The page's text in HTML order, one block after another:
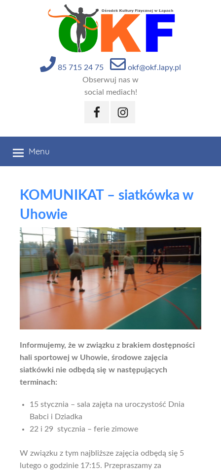
85 715 24 75
okf@okf.lapy.pl
Obserwuj nas w
social mediach!
FacebookInstagram
Menu
KOMUNIKAT – siatkówka w
Uhowie
Informujemy, że w związku z brakiem dostępności
hali sportowej w Uhowie, środowe zajęcia
siatkówki nie odbędą się w następujących
terminach:
15 stycznia – sala zajęta na uroczystość Dnia
Babci i Dziadka
22 i 29 stycznia – ferie zimowe
W związku z tym najbliższe zajęcia odbędą się 5
lutego o godzinie 17:15. Przepraszamy za